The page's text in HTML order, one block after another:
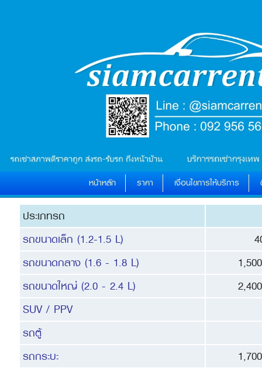
หน้าหลัก ราคา เงื่อนไขการให้บริการ
ประเภทรถ
รถขนาดเล็ก (1.2-1.5 L)
รถขนาดกลาง (1.6 - 1.8 L)
รถขนาดใหญ่ (2.0 - 2.4 L)
SUV / PPV
รถตู้
รถกระบะ